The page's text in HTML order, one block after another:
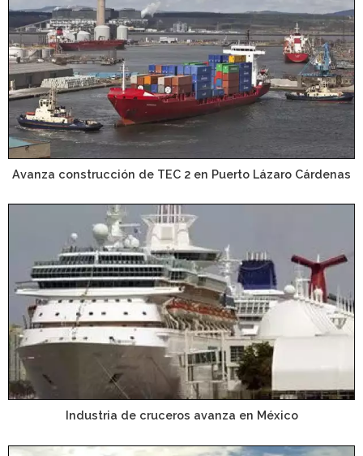
Avanza construcción de TEC 2 en Puerto Lázaro Cárdenas
Industria de cruceros avanza en México